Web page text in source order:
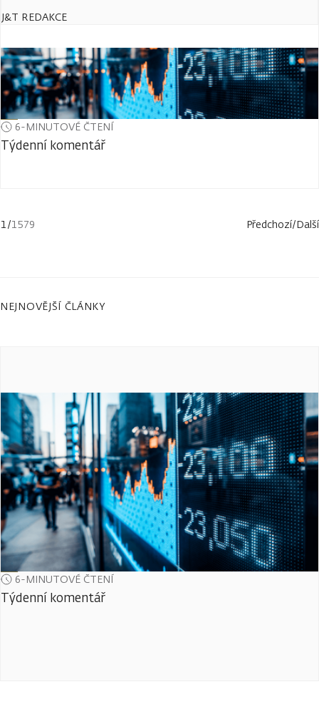
J&T REDAKCE
6-MINUTOVÉ ČTENÍ
Týdenní komentář
1/1579 Předchozí/Další
NEJNOVĚJŠÍ ČLÁNKY
6-MINUTOVÉ ČTENÍ
Týdenní komentář